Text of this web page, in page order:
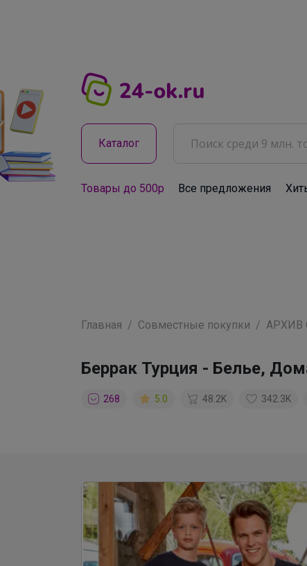
Каталог
Товары до 500р Все предложения
Главная Совместные покупки АРХИВ
Беррак Турция - Белье,
268 5.0 48.2K 342.3K